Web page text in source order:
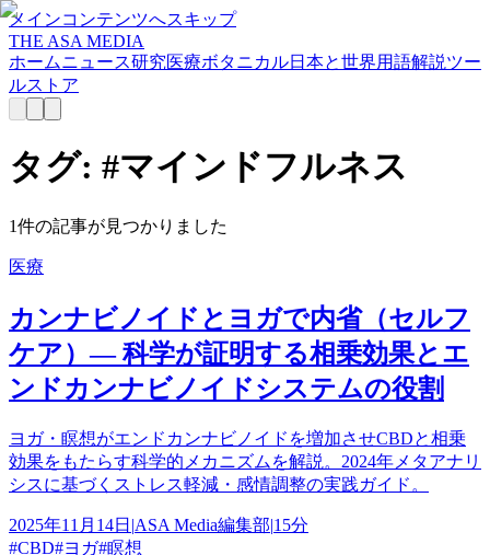
メインコンテンツへスキップ
THE ASA MEDIA
ホームニュース研究医療ボタニカル日本と世界用語解説ツー
ルストア
タグ: #マインドフルネス
1件の記事が見つかりました
医療
カンナビノイドとヨガで内省（セルフ
ケア）— 科学が証明する相乗効果とエ
ンドカンナビノイドシステムの役割
ヨガ・瞑想がエンドカンナビノイドを増加させCBDと相乗
効果をもたらす科学的メカニズムを解説。2024年メタアナリ
シスに基づくストレス軽減・感情調整の実践ガイド。
2025年11月14日 |ASA Media編集部|15分
#CBD#ヨガ#瞑想